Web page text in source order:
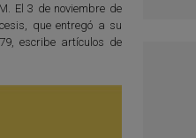
El 3 de noviembre de
que entregó a su
escribe artículos de